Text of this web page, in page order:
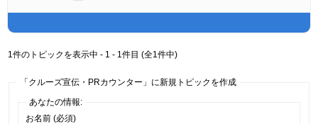
1件のトピックを表示中 - 1 - 1件目 (全1件中)
「クルーズ宣伝・PRカウンター」に新規トピックを作成
あなたの情報:
お名前 (必須)